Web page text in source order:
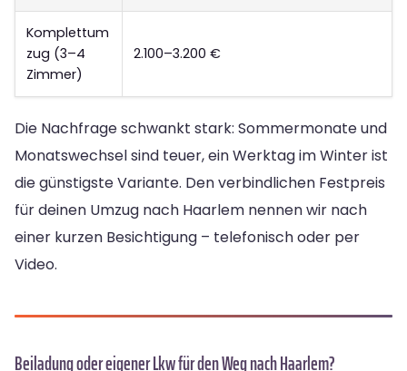
Komplettum
zug (3–4
Zimmer)
2.100–3.200 €
Die Nachfrage schwankt stark: Sommermonate und
Monatswechsel sind teuer, ein Werktag im Winter ist
die günstigste Variante. Den verbindlichen Festpreis
für deinen Umzug nach Haarlem nennen wir nach
einer kurzen Besichtigung – telefonisch oder per
Video.
Beiladung oder eigener Lkw für den Weg nach Haarlem?